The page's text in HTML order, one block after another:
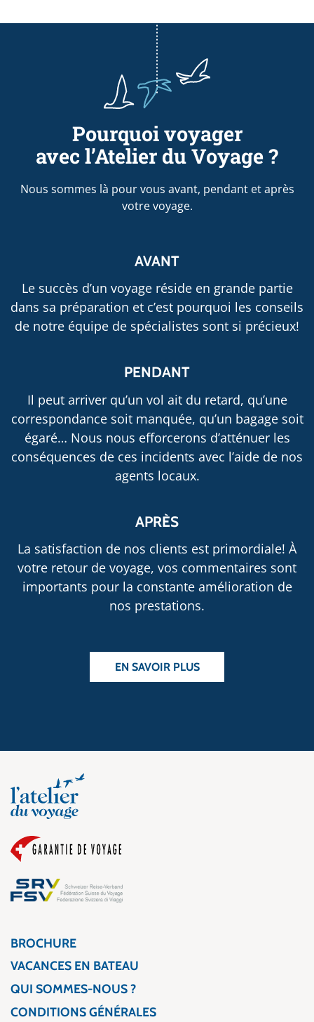
Pourquoi voyager
avec l’Atelier du Voyage ?
Nous sommes là pour vous avant, pendant et après
votre voyage.
AVANT
Le succès d’un voyage réside en grande partie
dans sa préparation et c’est pourquoi les conseils
de notre équipe de spécialistes sont si précieux!
PENDANT
Il peut arriver qu’un vol ait du retard, qu’une
correspondance soit manquée, qu’un bagage soit
égaré… Nous nous efforcerons d’atténuer les
conséquences de ces incidents avec l’aide de nos
agents locaux.
APRÈS
La satisfaction de nos clients est primordiale! À
votre retour de voyage, vos commentaires sont
importants pour la constante amélioration de
nos prestations.
EN SAVOIR PLUS
BROCHURE
VACANCES EN BATEAU
QUI SOMMES-NOUS ?
CONDITIONS GÉNÉRALES